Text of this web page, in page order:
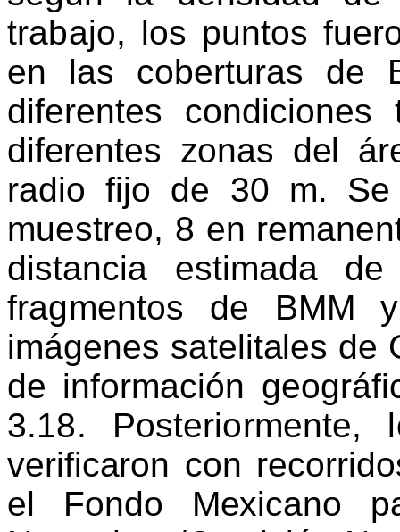
trabajo, los puntos
en las coberturas de
diferentes
diferentes zonas del
radio fijo de 30 m. Se
muestreo, 8 en
distancia estimada
fragmentos de BMM
imágenes satelitales de
de información
3.18. Posteriormente,
verificaron con
el Fondo Mexicano